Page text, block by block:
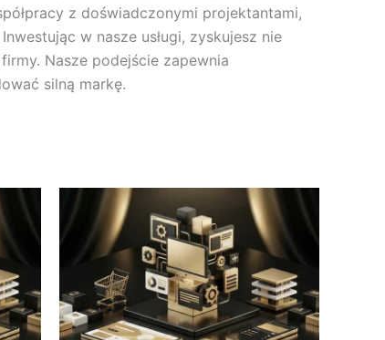
z doświadczonymi projektantami,
w nasze usługi, zyskujesz nie
Nasze podejście zapewnia
silną markę.